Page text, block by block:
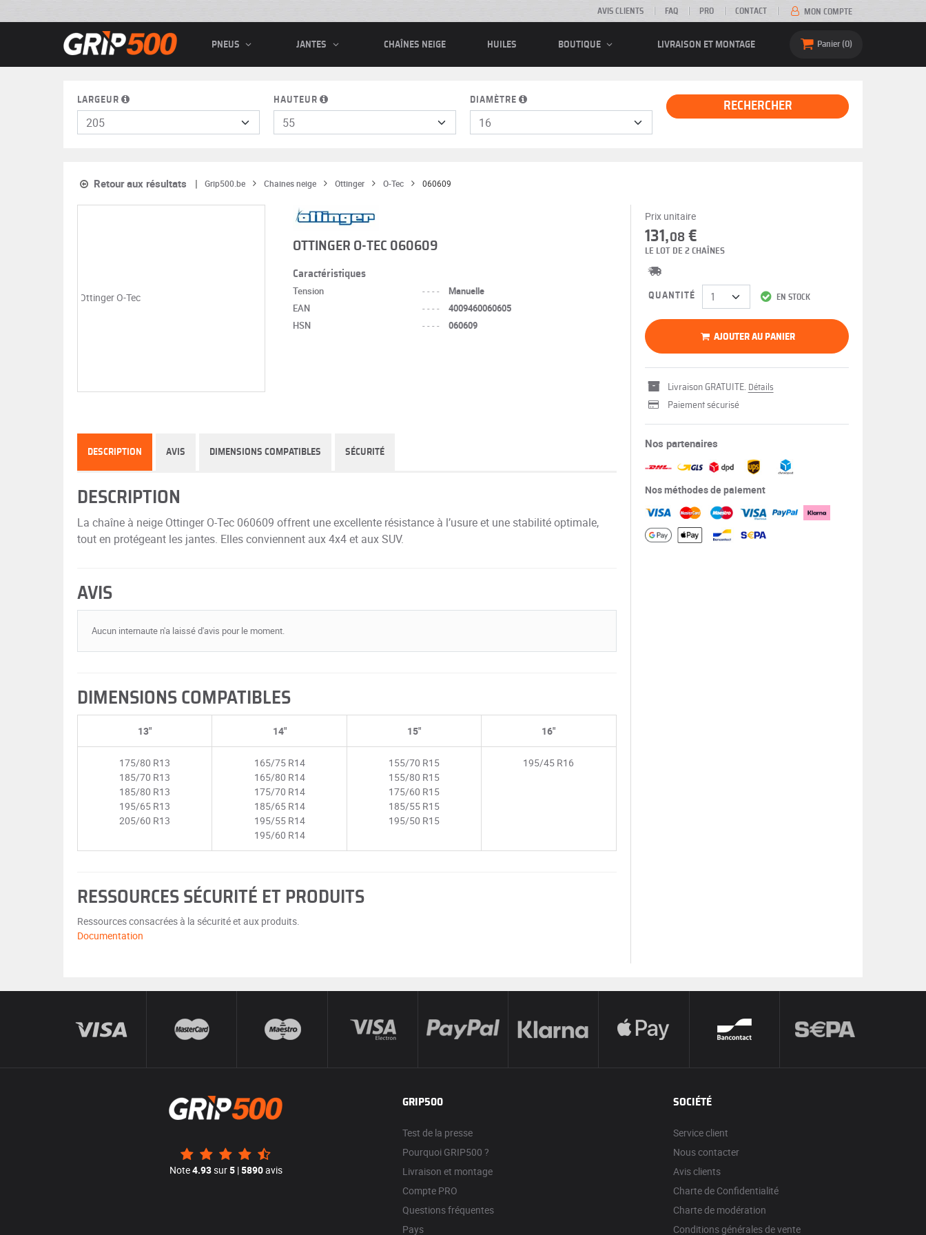
AVIS CLIENTS FAQ PRO CONTACT MON COMPTE
PNEUS JANTES CHAÎNES NEIGE HUILES BOUTIQUE LIVRAISON ET MONTAGE Panier 0
LARGEUR HAUTEUR DIAMÈTRE RECHERCHER
Retour aux résultats Grip500.be Chaines neige Ottinger O-Tec 060609
OTTINGER O-TEC 060609
Caractéristiques
Tension ----
Manuelle
EAN
----
4009460060605
HSN
---- 060609
Prix unitaire
131,08€
LE LOT DE 2 CHAÎNES
EN STOCK
QUANTITÉ
AJOUTER AU PANIER
Livraison GRATUITE. Détails
Paiement sécurisé
Nos partenaires
Nos méthodes de paiement
DESCRIPTION AVIS DIMENSIONS COMPATIBLES SÉCURITÉ
DESCRIPTION
La chaîne à neige Ottinger O-Tec 060609 offrent une excellente résistance à l’usure et une stabilité optimale,
tout en protégeant les jantes. Elles conviennent aux 4x4 et aux SUV.
AVIS
Aucun internaute n'a laissé d'avis pour le moment.
DIMENSIONS COMPATIBLES
13"
175/80 R13
185/70 R13
185/80 R13
195/65 R13
205/60 R13
14"
165/75 R14
165/80 R14
175/70 R14
185/65 R14
195/55 R14
195/60 R14
15"
155/70 R15
155/80 R15
175/60 R15
185/55 R15
195/50 R15
16"
195/45 R16
RESSOURCES SÉCURITÉ ET PRODUITS
Ressources consacrées à la sécurité et aux produits.
Documentation
Note4.93sur5|5890avis
GRIP500
Test de la presse
Pourquoi GRIP500 ?
Livraison et montage
Compte PRO
Questions fréquentes
Pays
SOCIÉTÉ
Service client
Nous contacter
Avis clients
Charte de Confidentialité
Charte de modération
Conditions générales de vente